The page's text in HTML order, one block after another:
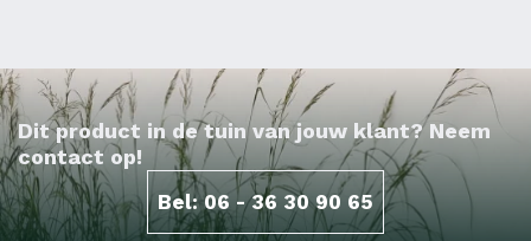
Dit product in de tuin van jouw klant? Neem
contact op!
Bel: 06 - 36 30 90 65